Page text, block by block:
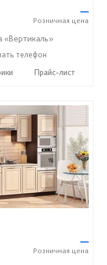
—
Розничная цена
«Вертикаль»
88 ☎+7 (927) 38-003-77
телефон
Прайс-лист
—
Розничная цена